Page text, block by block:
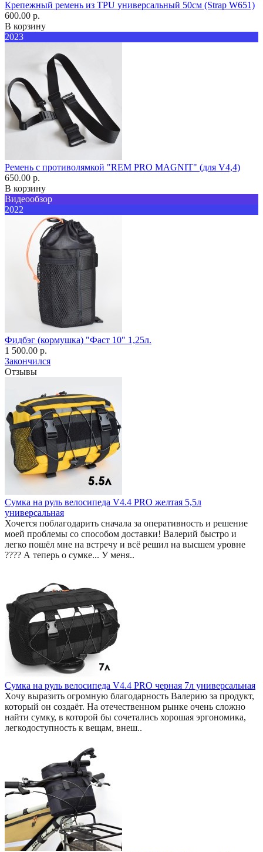
Крепежный ремень из TPU универсальный 50см (Strap W651)
600.00 р.
В корзину
2023
Ремень с противолямкой "REM PRO MAGNIT" (для V4,4)
650.00 р.
В корзину
Видеообзор
2022
Фидбэг (кормушка) "Фаст 10" 1,25л.
1 500.00 р.
Закончился
Отзывы
Сумка на руль велосипеда V4.4 PRO желтая 5,5л
универсальная
Хочется поблагодарить сначала за оперативность и решение
моей проблемы со способом доставки! Валерий быстро и
легко пошёл мне на встречу и всё решил на высшем уровне
???? А теперь о сумке... У меня..
Сумка на руль велосипеда V4.4 PRO черная 7л универсальная
Хочу выразить огромную благодарность Валерию за продукт,
который он создаёт. На отечественном рынке очень сложно
найти сумку, в которой бы сочетались хорошая эргономика,
легкодоступность к вещам, внеш..